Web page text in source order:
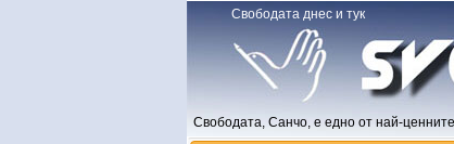
Свободата днес и тук
Свободата, Санчо, е едно от най-